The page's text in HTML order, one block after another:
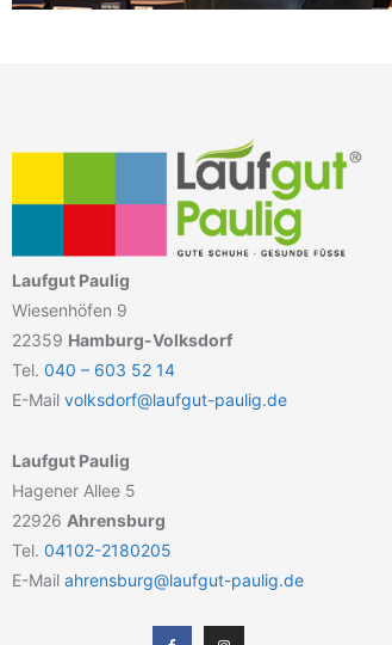
Laufgut Paulig
Wiesenhöfen 9
22359 Hamburg-Volksdorf
Tel. 040 – 603 52 14
E-Mail volksdorf@laufgut-paulig.de
Laufgut Paulig
Hagener Allee 5
22926 Ahrensburg
Tel. 04102-2180205
E-Mail ahrensburg@laufgut-paulig.de